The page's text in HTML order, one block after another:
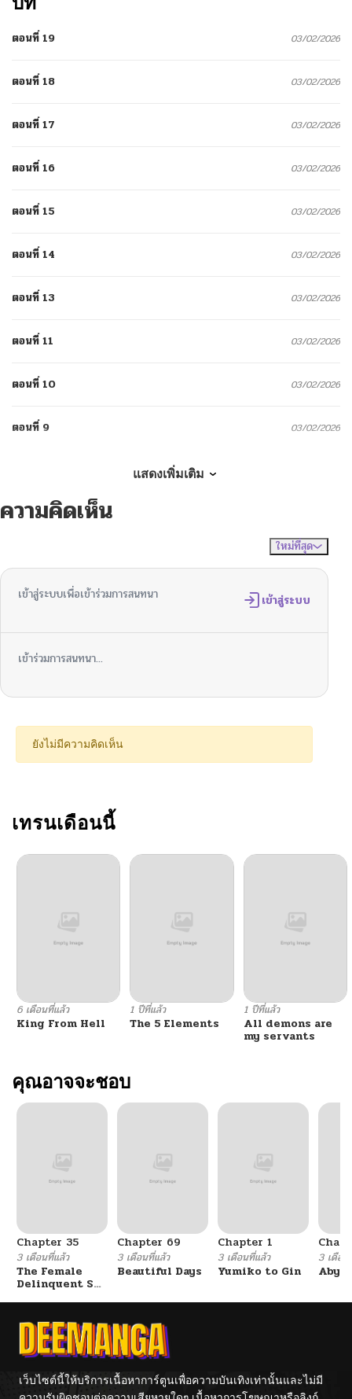
ตอนที่ 19 03/02/2026
ตอนที่ 18 03/02/2026
ตอนที่ 17 03/02/2026
ตอนที่ 16 03/02/2026
ตอนที่ 15 03/02/2026
ตอนที่ 14 03/02/2026
ตอนที่ 13 03/02/2026
ตอนที่ 11 03/02/2026
ตอนที่ 10 03/02/2026
ตอนที่ 9 03/02/2026
ตอนที่ 7
03/02/2026
ตอนที่ 6 03/02/2026
03/02/2026
ตอนที่ 3 03/02/2026
ตอนที่ 1
ตอนที่ 0
แสดงเพิ่มเติม
ความคิดเห็น
ใหม่ที่สุด
เข้าสู่ระบบเพื่อเข้าร่วมการสนทนา เข้าสู่ระบบ
เข้าร่วมการสนทนา...
ยังไม่มีความคิดเห็น
เทรนเดือนนี้
6 เดือนที่แล้ว
King From Hell
1 ปีที่แล้ว
The 5 Elements
1 ปีที่แล้ว
All demons are
my servants
คุณอาจจะชอบ
Chapter 35
3 เดือนที่แล้ว
The Female
Delinquent Set
Chapter 69
3 เดือนที่แล้ว
Beautiful Days
Chapter 1
3 เดือนที่แล้ว
Yumiko to Gin
3 เดือน
เว็บไซต์นี้ให้บริการเนื้อหาการ์ตูนเพื่อความบันเทิงเท่านั้นและไม่มี